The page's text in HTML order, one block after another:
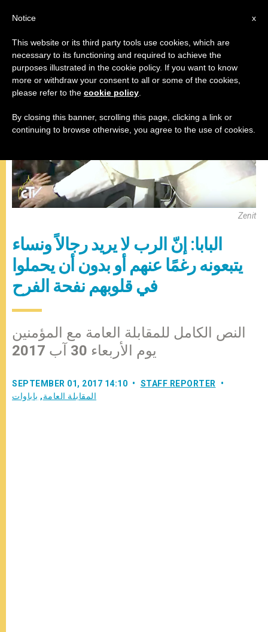
المقابلة العامة,باباوات
Zenit
البابا: إنّ الرب لا يريد رجالاً ونساء
يتبعونه رغمًا عنهم أو بدون أن يحملوا
في قلوبهم نفحة الفرح
النص الكامل للمقابلة العامة مع المؤمنين
يوم الأربعاء 30 آب 2017
SEPTEMBER 01, 2017 14:10
STAFF REPORTER
المقابلة العامة, باباوات
x
Notice
This website or its third party tools use cookies, which are
necessary to its functioning and required to achieve the
purposes illustrated in the cookie policy. If you want to know
more or withdraw your consent to all or some of the cookies,
please refer to the cookie policy
By closing this banner, scrolling this page, clicking a link or
continuing to browse otherwise, you agree to the use of cookies.